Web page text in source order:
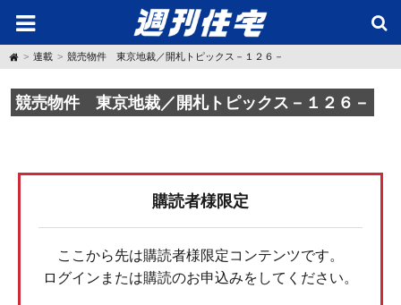
H
o
e
連載 競売物件 東京地裁／開札トピックス－１２６－
競売物件 東京地裁／開札トピックス－１２６－
購読者様限定
ここから先は購読者様限定コンテンツです。
ログインまたは購読のお申込みをしてください。